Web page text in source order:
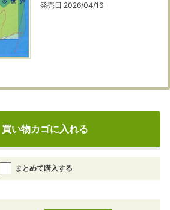
発売日 2026/04/16
買い物カゴに入れる
まとめて購入する